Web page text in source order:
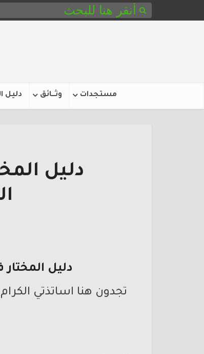
مستجدات وثـــائق دليل
دليل
دليل
تجدون هنا اساتذتي